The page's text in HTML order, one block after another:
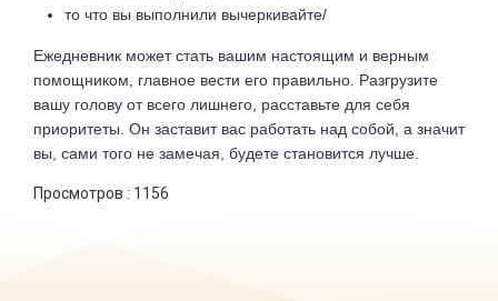
то что вы выполнили вычеркивайте/
Ежедневник может стать вашим настоящим и верным
помощником, главное вести его правильно. Разгрузите
вашу голову от всего лишнего, расставьте для себя
приоритеты. Он заставит вас работать над собой, а значит
вы, сами того не замечая, будете становится лучше.
Просмотров : 1156